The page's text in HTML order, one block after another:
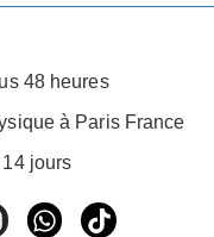
48 heures
à Paris France
jours